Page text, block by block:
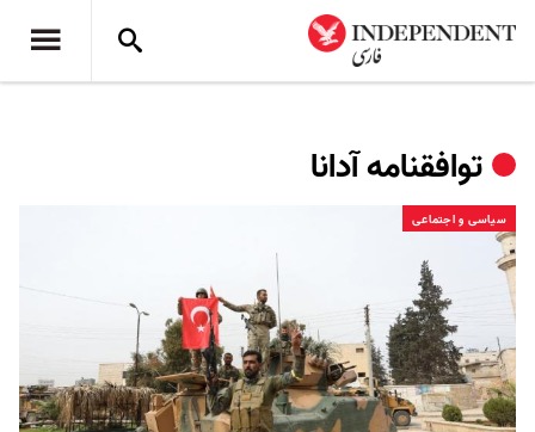
توافقنامه آدانا
سیاسی و اجتماعی